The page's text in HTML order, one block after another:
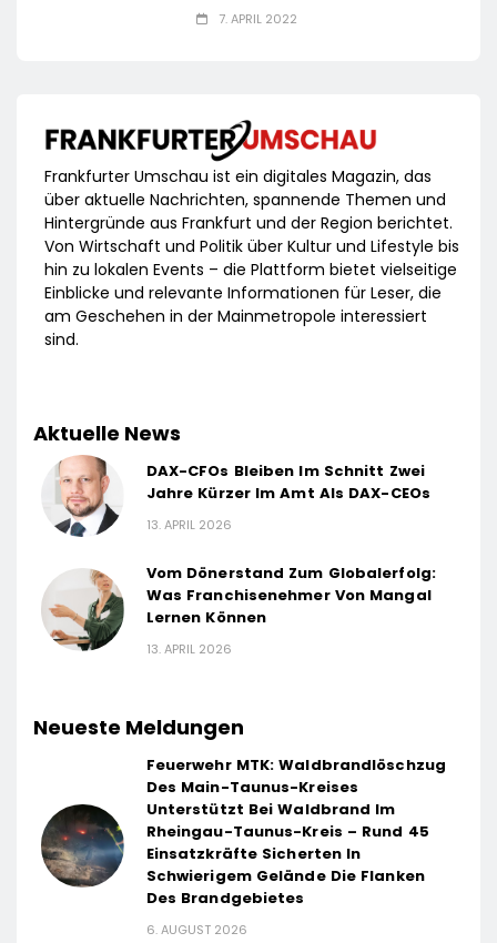
7. APRIL 2022
Frankfurter Umschau ist ein digitales Magazin, das
über aktuelle Nachrichten, spannende Themen und
Hintergründe aus Frankfurt und der Region berichtet.
Von Wirtschaft und Politik über Kultur und Lifestyle bis
hin zu lokalen Events – die Plattform bietet vielseitige
Einblicke und relevante Informationen für Leser, die
am Geschehen in der Mainmetropole interessiert
sind.
Aktuelle News
DAX-CFOs Bleiben Im Schnitt Zwei
Jahre Kürzer Im Amt Als DAX-CEOs
13. APRIL 2026
Vom Dönerstand Zum Globalerfolg:
Was Franchisenehmer Von Mangal
Lernen Können
13. APRIL 2026
Neueste Meldungen
Feuerwehr MTK: Waldbrandlöschzug
Des Main-Taunus-Kreises
Unterstützt Bei Waldbrand Im
Rheingau-Taunus-Kreis – Rund 45
Einsatzkräfte Sicherten In
Schwierigem Gelände Die Flanken
Des Brandgebietes
6. AUGUST 2026